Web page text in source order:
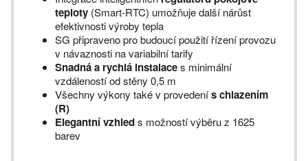
teploty (Smart-RTC) umožňuje další nárůst
efektivnosti výroby tepla
SG připraveno pro budoucí použití řízení provozu
v návaznosti na variabilní tarify
Snadná a rychlá instalaces minimální
vzdáleností od stěny 0,5 m
Všechny výkony také v provedenís chlazením
(R)
Elegantní vzhleds možností výběru z 1625
barev